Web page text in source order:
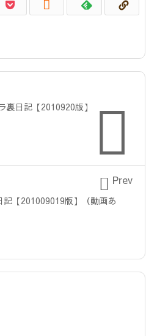


裏日記【2010920版】
【201009019版】（動画あ
 Prev